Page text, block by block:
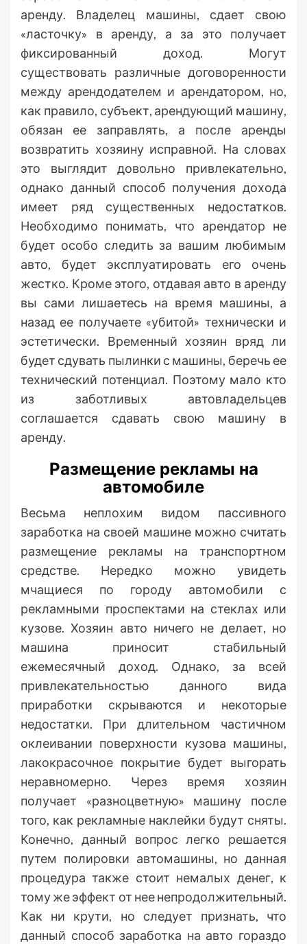
аренду. Владелец машины, сдает свою
«ласточку» в аренду, а за это получает
фиксированный доход. Могут
существовать различные договоренности
между арендодателем и арендатором, но,
как правило, субъект, арендующий машину,
обязан ее заправлять, а после аренды
возвратить хозяину исправной. На словах
это выглядит довольно привлекательно,
однако данный способ получения дохода
имеет ряд существенных недостатков.
Необходимо понимать, что арендатор не
будет особо следить за вашим любимым
авто, будет эксплуатировать его очень
жестко. Кроме этого, отдавая авто в аренду
вы сами лишаетесь на время машины, а
назад ее получаете «убитой» технически и
эстетически. Временный хозяин вряд ли
будет сдувать пылинки с машины, беречь ее
технический потенциал. Поэтому мало кто
из заботливых автовладельцев
соглашается сдавать свою машину в
аренду.
Размещение рекламы на
автомобиле
Весьма неплохим видом пассивного
заработка на своей машине можно считать
размещение рекламы на транспортном
средстве. Нередко можно увидеть
мчащиеся по городу автомобили с
рекламными проспектами на стеклах или
кузове. Хозяин авто ничего не делает, но
машина приносит стабильный
ежемесячный доход. Однако, за всей
привлекательностью данного вида
приработки скрываются и некоторые
недостатки. При длительном частичном
оклеивании поверхности кузова машины,
лакокрасочное покрытие будет выгорать
неравномерно. Через время хозяин
получает «разноцветную» машину после
того, как рекламные наклейки будут сняты.
Конечно, данный вопрос легко решается
путем полировки автомашины, но данная
процедура также стоит немалых денег, к
тому же эффект от нее непродолжительный.
Как ни крути, но следует признать, что
данный способ заработка на авто гораздо